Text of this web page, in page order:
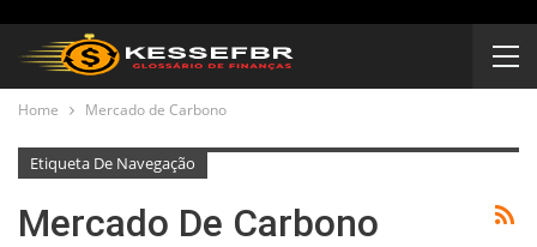
Home Mercado de Carbono
Etiqueta De Navegação
Mercado De Carbono